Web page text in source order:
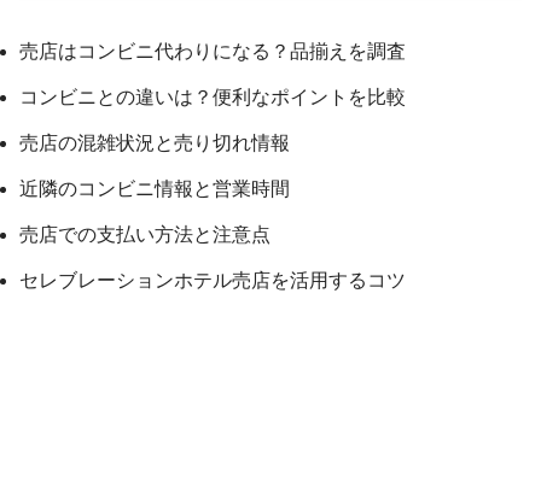
売店はコンビニ代わりになる？品揃えを調査
コンビニとの違いは？便利なポイントを比較
売店の混雑状況と売り切れ情報
近隣のコンビニ情報と営業時間
売店での支払い方法と注意点
セレブレーションホテル売店を活用するコツ